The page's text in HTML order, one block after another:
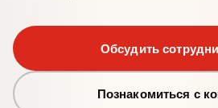
Обсудить
Познакомиться с